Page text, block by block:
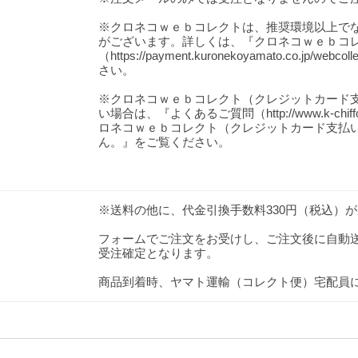
※クロネコｗｅｂコレクトは、推奨環境以上で
がございます。詳しくは、『クロネコｗｅｂ
（https://payment.kuronekoyamato.co.jp/
さい。
※クロネコｗｅｂコレクト（クレジットカード
い場合は、『よくあるご質問（http://www.k-
ロネコｗｅｂコレクト（クレジットカード支払
ん。』をご覧ください。
※送料の他に、代金引換手数料330円（税込）
フォームでご注文をお受けし、ご注文後に自動
受注確定となります。
商品到着時、ヤマト運輸（コレクト便）宅配員